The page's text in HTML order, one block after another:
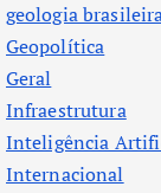
geologia
Geopolítica
Geral
Infraestrutura
Inteligência
Internacional